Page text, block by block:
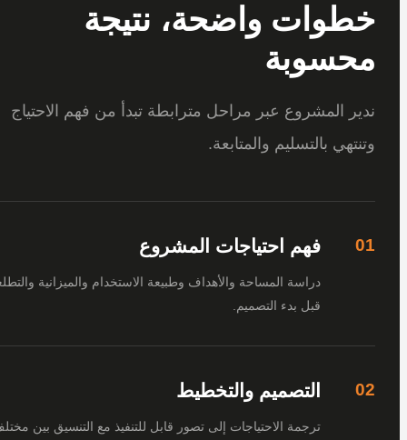
واضحة، نتيجة
المشروع عبر مراحل مترابطة تبدأ من فهم الاحتياج
بالتسليم والمتابعة.
فهم احتياجات المشروع
دراسة المساحة والأهداف وطبيعة الاستخدام والميزانية والتطلعات
قبل بدء التصميم.
التصميم والتخطيط
ترجمة الاحتياجات إلى تصور قابل للتنفيذ مع التنسيق بين مختلف